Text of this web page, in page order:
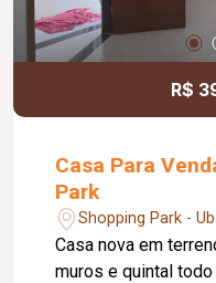
R$
Casa Para
Park
Shopping Park -
Casa nova em
muros e quintal